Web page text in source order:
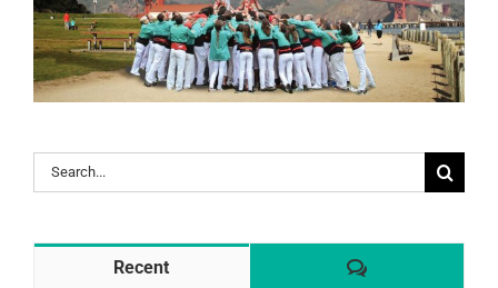
Search
for:
Recent Comentaris